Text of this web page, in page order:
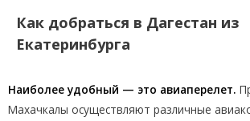
Как добраться в Дагестан из
Екатеринбурга
Наиболее удобный — это авиаперелет.
Махачкалы осуществляют различные